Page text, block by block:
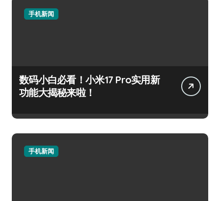
手机新闻
数码小白必看！小米17 Pro实用新
功能大揭秘来啦！
手机新闻